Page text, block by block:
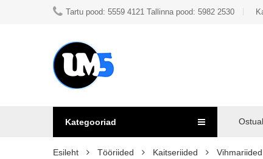
Tartu pood: 5559 4121 Tallinna pood: 5982 2530
Kategooriad
Esileht Tööriided Kaitseriided Vihmariided